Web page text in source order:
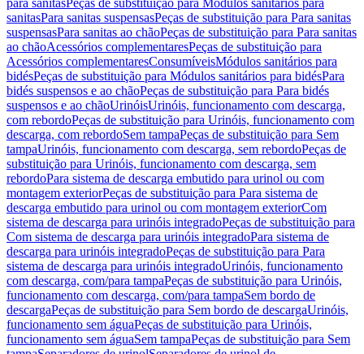
para sanitasPeças de substituição para Módulos sanitários para
sanitasPara sanitas suspensasPeças de substituição para Para sanitas
suspensasPara sanitas ao chãoPeças de substituição para Para sanitas
ao chãoAcessórios complementaresPeças de substituição para
Acessórios complementaresConsumíveisMódulos sanitários para
bidésPeças de substituição para Módulos sanitários para bidésPara
bidés suspensos e ao chãoPeças de substituição para Para bidés
suspensos e ao chãoUrinóisUrinóis, funcionamento com descarga,
com rebordoPeças de substituição para Urinóis, funcionamento com
descarga, com rebordoSem tampaPeças de substituição para Sem
tampaUrinóis, funcionamento com descarga, sem rebordoPeças de
substituição para Urinóis, funcionamento com descarga, sem
rebordoPara sistema de descarga embutido para urinol ou com
montagem exteriorPeças de substituição para Para sistema de
descarga embutido para urinol ou com montagem exteriorCom
sistema de descarga para urinóis integradoPeças de substituição para
Com sistema de descarga para urinóis integradoPara sistema de
descarga para urinóis integradoPeças de substituição para Para
sistema de descarga para urinóis integradoUrinóis, funcionamento
com descarga, com/para tampaPeças de substituição para Urinóis,
funcionamento com descarga, com/para tampaSem bordo de
descargaPeças de substituição para Sem bordo de descargaUrinóis,
funcionamento sem águaPeças de substituição para Urinóis,
funcionamento sem águaSem tampaPeças de substituição para Sem